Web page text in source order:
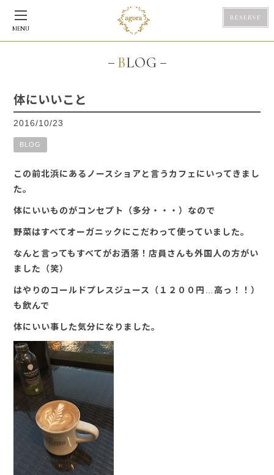
MENU
RESERVE
BLOG
体にいいこと
2016/10/23
BLOG
この前北浜にあるノースショアと言うカフェにいってきまし
た。
体にいいものがコンセプト（多分・・・）なので
野菜はすべてオーガニックにこだわって使っていました。
なんと言ってもすべてがお洒落！店員さんも外国人の方がい
ました（笑）
はやりのコールドプレスジュース（１２００円…高っ！！）
も飲んで
体にいい事した気分になりました。